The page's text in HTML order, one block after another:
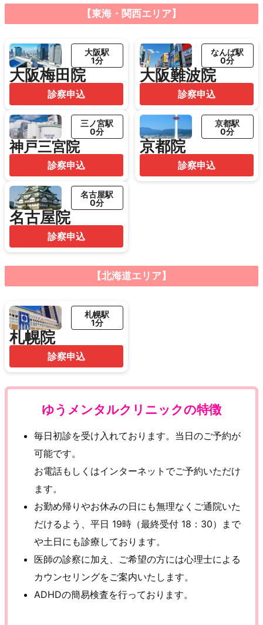
【東海・関西エリア】
大阪梅田院
大阪駅
1分
診察申込
大阪難波院
なんば駅
0分
診察申込
神戸三宮院
三ノ宮駅
0分
診察申込
京都院
京都駅
0分
診察申込
名古屋院
名古屋駅
0分
診察申込
【北海道エリア】
札幌院
札幌駅
1分
診察申込
ゆうメンタルクリニックの特徴
毎日初診を受け入れております。当日のご予約が
可能です。
お電話もしくはインターネットでご予約いただけ
ます。
お勤め帰りやお休みの日にも無理なくご通院いた
だけるよう、平日 19時（最終受付 18：30）まで
や土日にも診療しております。
医師の診察に加え、ご希望の方には心理士による
カウンセリングをご案内いたします。
ADHDの簡易検査を行っております。